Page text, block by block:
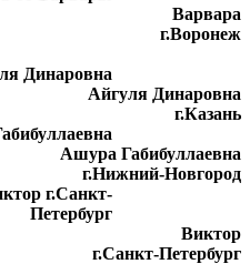
Варвара
г.Воронеж
Айгуля Динаровна
г.Казань
Ашура Габибуллаевна
г.Нижний-Новгород
Виктор
г.Санкт-Петербург